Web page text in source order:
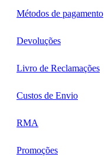
Métodos de pagamento
Devoluções
Livro de Reclamações
Custos de Envio
RMA
Promoções